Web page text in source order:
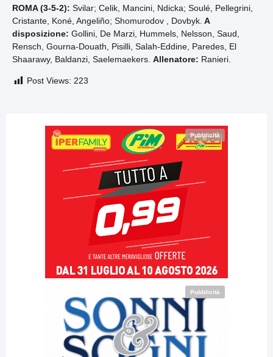
ROMA (3-5-2): Svilar; Celik, Mancini, Ndicka; Soulé, Pellegrini,
Cristante, Koné, Angeliño; Shomurodov , Dovbyk. A
disposizione: Gollini, De Marzi, Hummels, Nelsson, Saud,
Rensch, Gourna-Douath, Pisilli, Salah-Eddine, Paredes, El
Shaarawy, Baldanzi, Saelemaekers. Allenatore: Ranieri.
Post Views: 223
Pubblicità
Pubblicità